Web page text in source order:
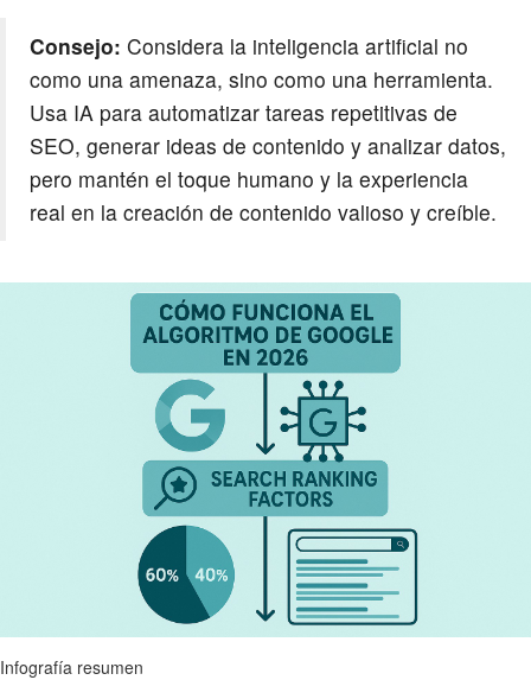
Consejo: Considera la inteligencia artificial no
como una amenaza, sino como una herramienta.
Usa IA para automatizar tareas repetitivas de
SEO, generar ideas de contenido y analizar datos,
pero mantén el toque humano y la experiencia
real en la creación de contenido valioso y creíble.
Infografía resumen